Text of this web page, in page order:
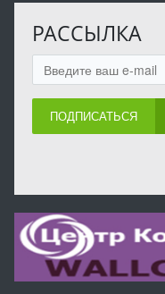
РАССЫЛКА
ПОДПИСАТЬСЯ